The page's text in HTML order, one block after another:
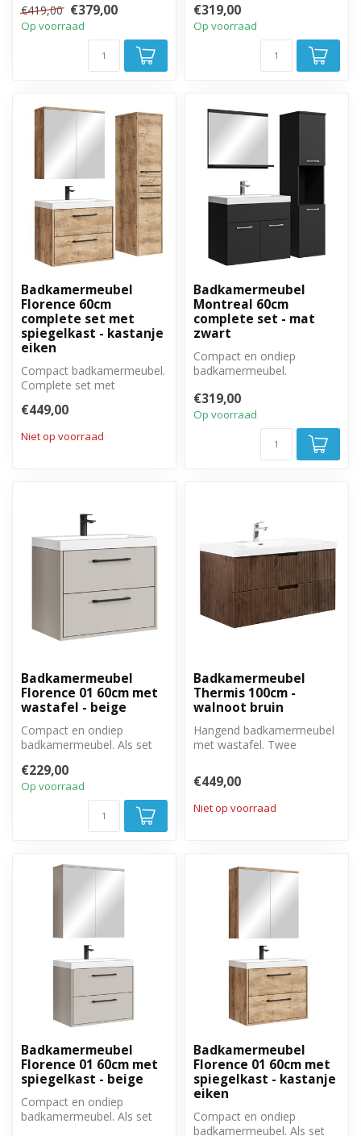
badkamermeubel, spiegel
en tw...
€419,00 €379,00
Op voorraad
badkamermeubel, spiegel
en zi...
€319,00
Op voorraad
Badkamermeubel
Florence 60cm
complete set met
spiegelkast - kastanje
eiken
Compact badkamermeubel.
Complete set met
spiegelkast en zijkast.
€449,00
Niet op voorraad
Badkamermeubel
Montreal 60cm
complete set - mat
zwart
Compact en ondiep
badkamermeubel.
badkamermeubel, spiegel
en zi...
€319,00
Op voorraad
Badkamermeubel
Florence 01 60cm met
wastafel - beige
Compact en ondiep
badkamermeubel. Als set
€229,00
Op voorraad
Badkamermeubel
Thermis 100cm -
walnoot bruin
Hangend badkamermeubel
met wastafel. Twee
close sluitin...
€449,00
Niet op voorraad
Badkamermeubel
Florence 01 60cm met
spiegelkast - beige
Compact en ondiep
badkamermeubel. Als set
Badkamermeubel
Florence 01 60cm met
spiegelkast - kastanje
eiken
Compact en ondiep
badkamermeubel. Als set